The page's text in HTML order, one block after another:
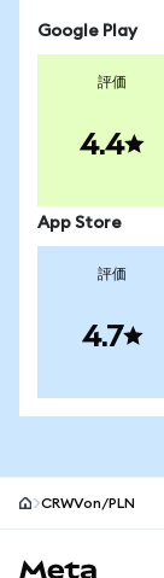
Google Play
評価
4.4
App Store
評価
4.7
CRWVon/PLN